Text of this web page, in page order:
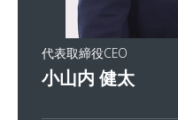
代表取締役CEO
小山内 健太